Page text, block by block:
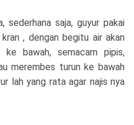
sederhana saja, guyur pakai
, dengan begitu air akan
ke bawah, semacam pipis,
merembes turun ke bawah
lah yang rata agar najis nya